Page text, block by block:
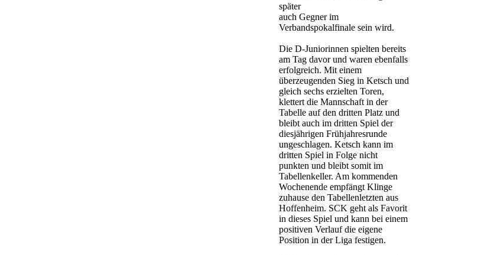
später
auch Gegner im
Verbandspokalfinale sein wird.
Die D-Juniorinnen spielten bereits
am Tag davor und waren ebenfalls
erfolgreich. Mit einem
überzeugenden Sieg in Ketsch und
gleich sechs erzielten Toren,
klettert die Mannschaft in der
Tabelle auf den dritten Platz und
bleibt auch im dritten Spiel der
diesjährigen Frühjahresrunde
ungeschlagen. Ketsch kann im
dritten Spiel in Folge nicht
punkten und bleibt somit im
Tabellenkeller. Am kommenden
Wochenende empfängt Klinge
zuhause den Tabellenletzten aus
Hoffenheim. SCK geht als Favorit
in dieses Spiel und kann bei einem
positiven Verlauf die eigene
Position in der Liga festigen.